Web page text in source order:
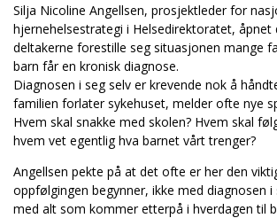
Silja Nicoline Angellsen, prosjektleder for
hjernehelsestrategi i Helsedirektoratet, åpnet
deltakerne forestille seg situasjonen mange
barn får en kronisk diagnose.
Diagnosen i seg selv er krevende nok å
familien forlater sykehuset, melder ofte nye
Hvem skal snakke med skolen? Hvem skal
hvem vet egentlig hva barnet vårt trenger?
Angellsen pekte på at det ofte er her den
oppfølgingen begynner, ikke med diagnosen i
med alt som kommer etterpå i hverdagen til